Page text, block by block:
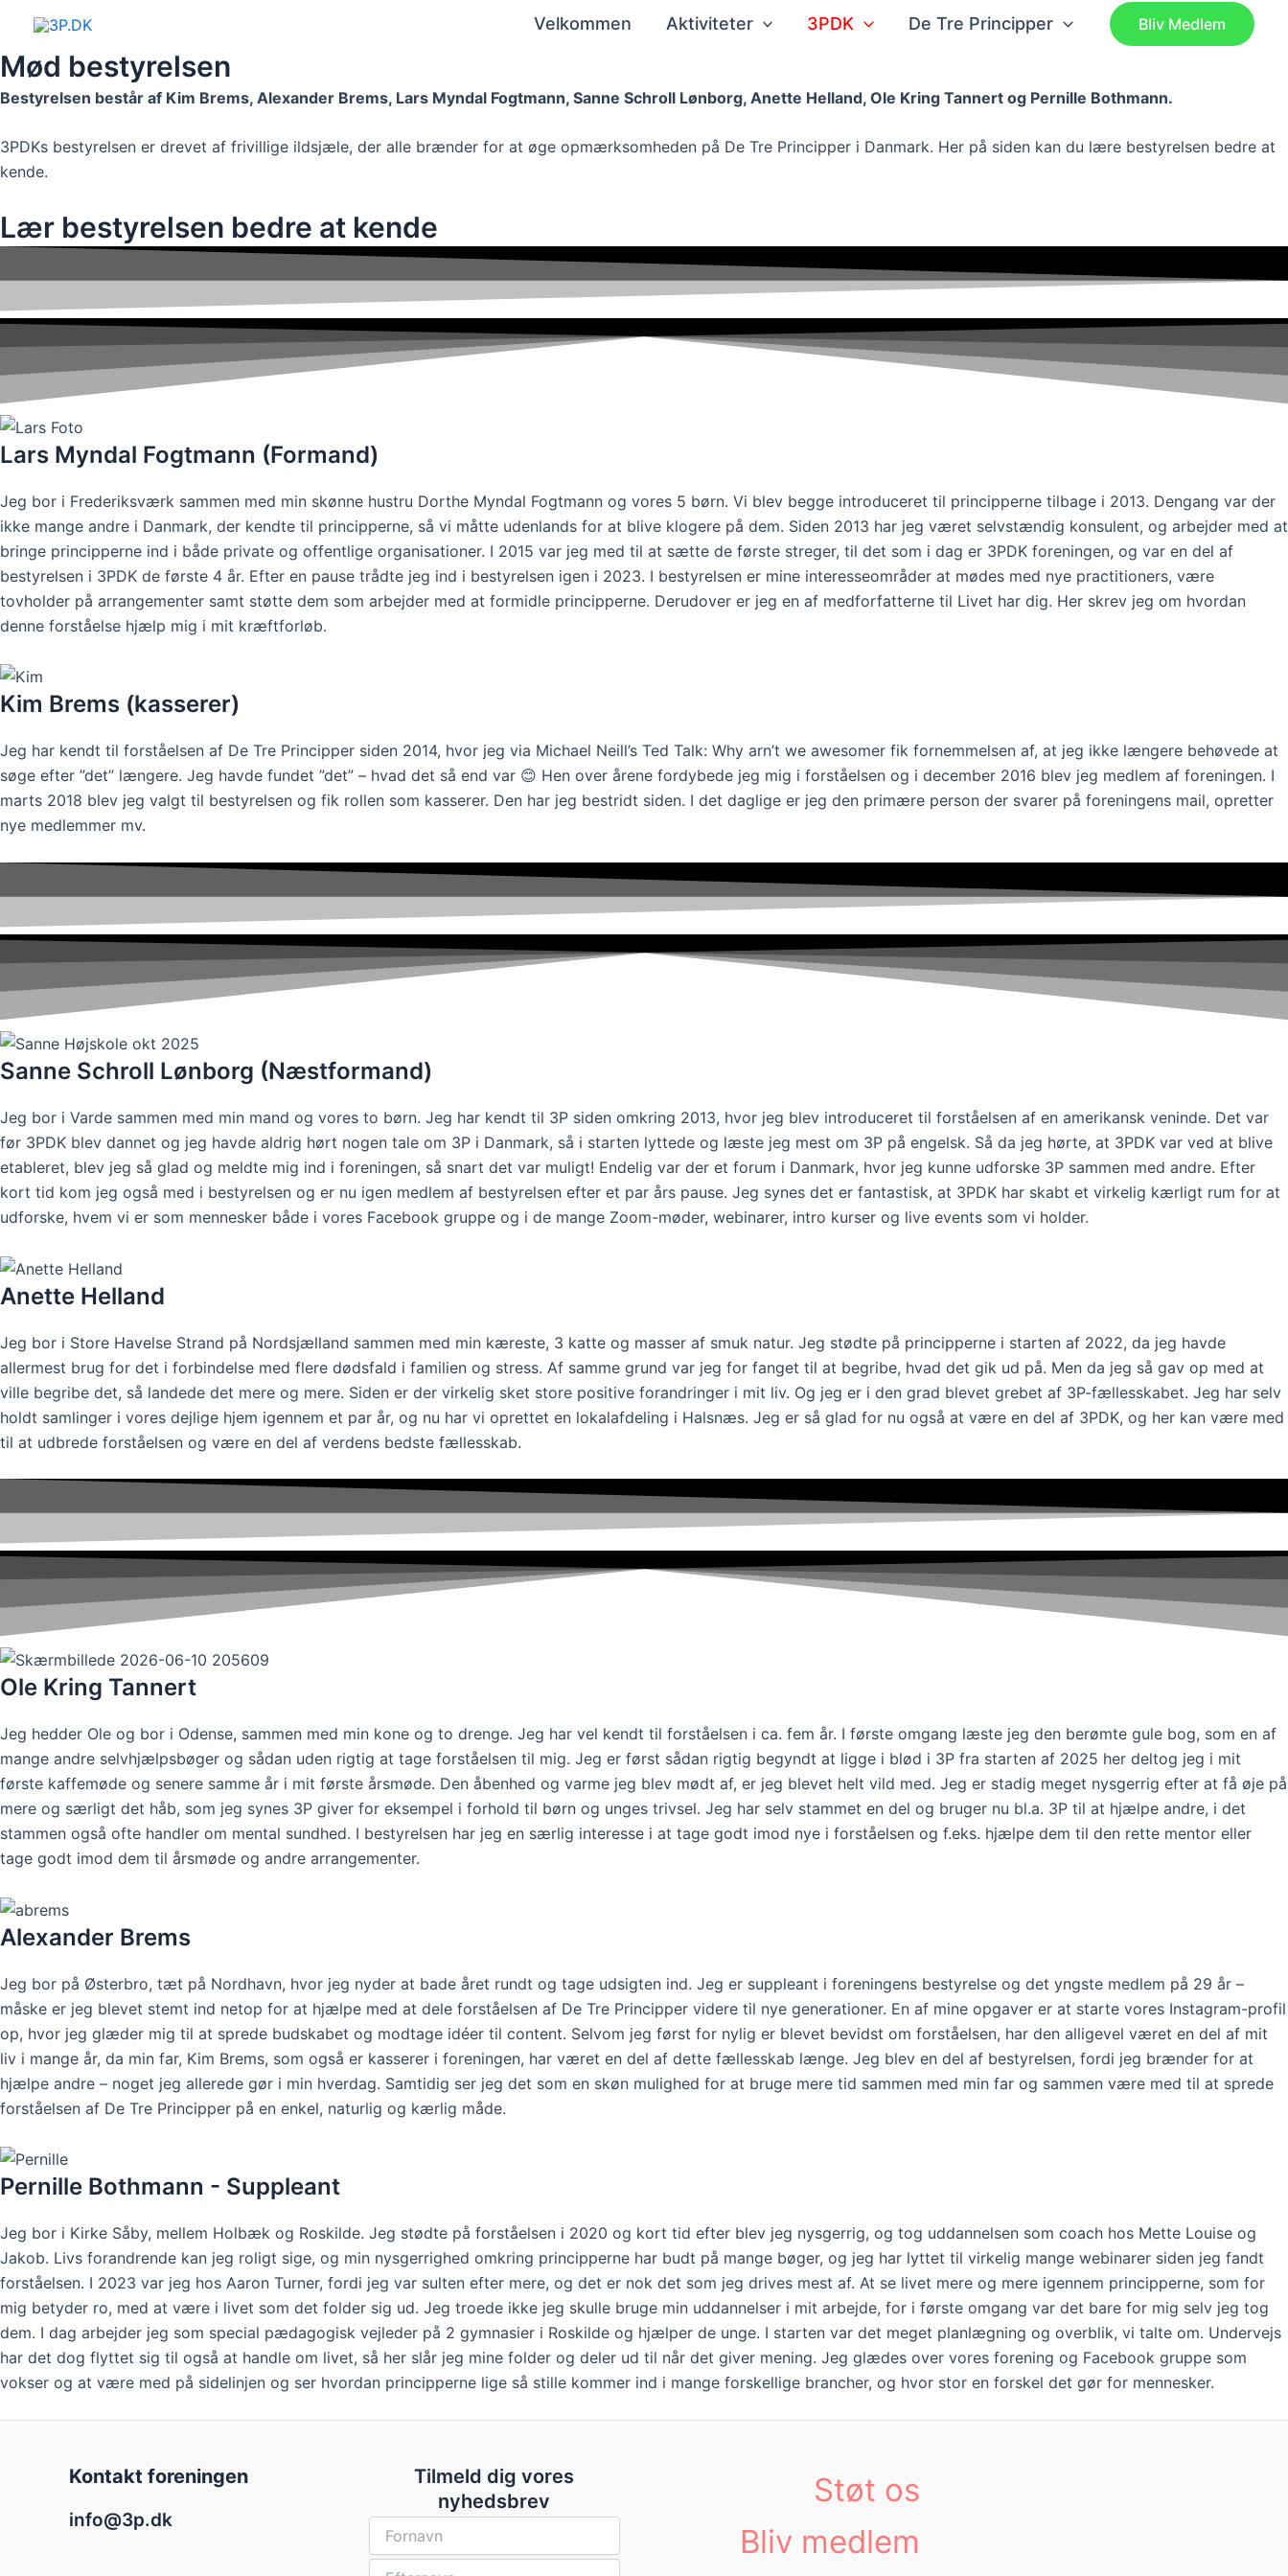
content
Velkommen Aktiviteter 3PDK De Tre Principper Bliv Medlem
Mød bestyrelsen
Bestyrelsen består af Kim Brems, Alexander Brems, Lars Myndal Fogtmann, Sanne Schroll Lønborg, Anette Helland, Ole Kring Tannert og Pernille Bothmann.
3PDKs bestyrelsen er drevet af frivillige ildsjæle, der alle brænder for at øge opmærksomheden på De Tre Principper i Danmark. Her på siden kan du lære bestyrelsen bedre at
kende.
Lær bestyrelsen bedre at kende
Lars Myndal Fogtmann (Formand)
Jeg bor i Frederiksværk sammen med min skønne hustru Dorthe Myndal Fogtmann og vores 5 børn. Vi blev begge introduceret til principperne tilbage i 2013. Dengang var der
ikke mange andre i Danmark, der kendte til principperne, så vi måtte udenlands for at blive klogere på dem. Siden 2013 har jeg været selvstændig konsulent, og arbejder med at
bringe principperne ind i både private og offentlige organisationer. I 2015 var jeg med til at sætte de første streger, til det som i dag er 3PDK foreningen, og var en del af
bestyrelsen i 3PDK de første 4 år. Efter en pause trådte jeg ind i bestyrelsen igen i 2023. I bestyrelsen er mine interesseområder at mødes med nye practitioners, være
tovholder på arrangementer samt støtte dem som arbejder med at formidle principperne. Derudover er jeg en af medforfatterne til Livet har dig. Her skrev jeg om hvordan
denne forståelse hjælp mig i mit kræftforløb.
Kim Brems (kasserer)
Jeg har kendt til forståelsen af De Tre Principper siden 2014, hvor jeg via Michael Neill’s Ted Talk: Why arn’t we awesomer fik fornemmelsen af, at jeg ikke længere behøvede at
søge efter ”det” længere. Jeg havde fundet ”det” – hvad det så end var 😊 Hen over årene fordybede jeg mig i forståelsen og i december 2016 blev jeg medlem af foreningen. I
marts 2018 blev jeg valgt til bestyrelsen og fik rollen som kasserer. Den har jeg bestridt siden. I det daglige er jeg den primære person der svarer på foreningens mail, opretter
nye medlemmer mv.
Sanne Schroll Lønborg (Næstformand)
Jeg bor i Varde sammen med min mand og vores to børn. Jeg har kendt til 3P siden omkring 2013, hvor jeg blev introduceret til forståelsen af en amerikansk veninde. Det var
før 3PDK blev dannet og jeg havde aldrig hørt nogen tale om 3P i Danmark, så i starten lyttede og læste jeg mest om 3P på engelsk. Så da jeg hørte, at 3PDK var ved at blive
etableret, blev jeg så glad og meldte mig ind i foreningen, så snart det var muligt! Endelig var der et forum i Danmark, hvor jeg kunne udforske 3P sammen med andre. Efter
kort tid kom jeg også med i bestyrelsen og er nu igen medlem af bestyrelsen efter et par års pause. Jeg synes det er fantastisk, at 3PDK har skabt et virkelig kærligt rum for at
udforske, hvem vi er som mennesker både i vores Facebook gruppe og i de mange Zoom-møder, webinarer, intro kurser og live events som vi holder.
Anette Helland
Jeg bor i Store Havelse Strand på Nordsjælland sammen med min kæreste, 3 katte og masser af smuk natur. Jeg stødte på principperne i starten af 2022, da jeg havde
allermest brug for det i forbindelse med flere dødsfald i familien og stress. Af samme grund var jeg for fanget til at begribe, hvad det gik ud på. Men da jeg så gav op med at
ville begribe det, så landede det mere og mere. Siden er der virkelig sket store positive forandringer i mit liv. Og jeg er i den grad blevet grebet af 3P-fællesskabet. Jeg har selv
holdt samlinger i vores dejlige hjem igennem et par år, og nu har vi oprettet en lokalafdeling i Halsnæs. Jeg er så glad for nu også at være en del af 3PDK, og her kan være med
til at udbrede forståelsen og være en del af verdens bedste fællesskab.
Ole Kring Tannert
Jeg hedder Ole og bor i Odense, sammen med min kone og to drenge. Jeg har vel kendt til forståelsen i ca. fem år. I første omgang læste jeg den berømte gule bog, som en af
mange andre selvhjælpsbøger og sådan uden rigtig at tage forståelsen til mig. Jeg er først sådan rigtig begyndt at ligge i blød i 3P fra starten af 2025 her deltog jeg i mit
første kaffemøde og senere samme år i mit første årsmøde. Den åbenhed og varme jeg blev mødt af, er jeg blevet helt vild med. Jeg er stadig meget nysgerrig efter at få øje på
mere og særligt det håb, som jeg synes 3P giver for eksempel i forhold til børn og unges trivsel. Jeg har selv stammet en del og bruger nu bl.a. 3P til at hjælpe andre, i det
stammen også ofte handler om mental sundhed. I bestyrelsen har jeg en særlig interesse i at tage godt imod nye i forståelsen og f.eks. hjælpe dem til den rette mentor eller
tage godt imod dem til årsmøde og andre arrangementer.
Alexander Brems
Jeg bor på Østerbro, tæt på Nordhavn, hvor jeg nyder at bade året rundt og tage udsigten ind. Jeg er suppleant i foreningens bestyrelse og det yngste medlem på 29 år –
måske er jeg blevet stemt ind netop for at hjælpe med at dele forståelsen af De Tre Principper videre til nye generationer. En af mine opgaver er at starte vores Instagram-profil
op, hvor jeg glæder mig til at sprede budskabet og modtage idéer til content. Selvom jeg først for nylig er blevet bevidst om forståelsen, har den alligevel været en del af mit
liv i mange år, da min far, Kim Brems, som også er kasserer i foreningen, har været en del af dette fællesskab længe. Jeg blev en del af bestyrelsen, fordi jeg brænder for at
hjælpe andre – noget jeg allerede gør i min hverdag. Samtidig ser jeg det som en skøn mulighed for at bruge mere tid sammen med min far og sammen være med til at sprede
forståelsen af De Tre Principper på en enkel, naturlig og kærlig måde.
Pernille Bothmann - Suppleant
Jeg bor i Kirke Såby, mellem Holbæk og Roskilde. Jeg stødte på forståelsen i 2020 og kort tid efter blev jeg nysgerrig, og tog uddannelsen som coach hos Mette Louise og
Jakob. Livs forandrende kan jeg roligt sige, og min nysgerrighed omkring principperne har budt på mange bøger, og jeg har lyttet til virkelig mange webinarer siden jeg fandt
forståelsen. I 2023 var jeg hos Aaron Turner, fordi jeg var sulten efter mere, og det er nok det som jeg drives mest af. At se livet mere og mere igennem principperne, som for
mig betyder ro, med at være i livet som det folder sig ud. Jeg troede ikke jeg skulle bruge min uddannelser i mit arbejde, for i første omgang var det bare for mig selv jeg tog
dem. I dag arbejder jeg som special pædagogisk vejleder på 2 gymnasier i Roskilde og hjælper de unge. I starten var det meget planlægning og overblik, vi talte om. Undervejs
har det dog flyttet sig til også at handle om livet, så her slår jeg mine folder og deler ud til når det giver mening. Jeg glædes over vores forening og Facebook gruppe som
vokser og at være med på sidelinjen og ser hvordan principperne lige så stille kommer ind i mange forskellige brancher, og hvor stor en forskel det gør for mennesker.
Kontakt foreningen
info@3p.dk
Tilmeld dig vores
nyhedsbrev
Støt os
Bliv medlem